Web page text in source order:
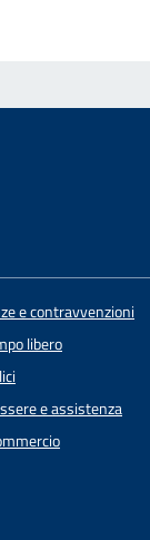
e contravvenzioni
libero
e assistenza